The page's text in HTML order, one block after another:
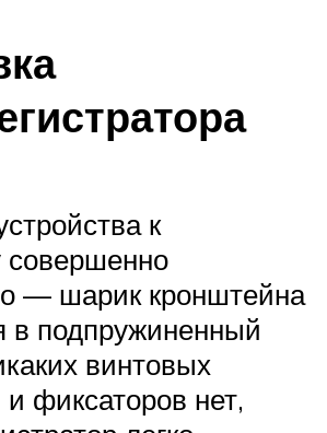
к
совершенно
— шарик кронштейна
в подпружиненный
винтовых
фиксаторов нет,